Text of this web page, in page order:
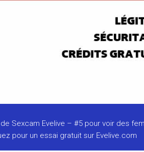
Sexcam Evelive – #5 pour voir des
pour un essai gratuit sur Evelive.com